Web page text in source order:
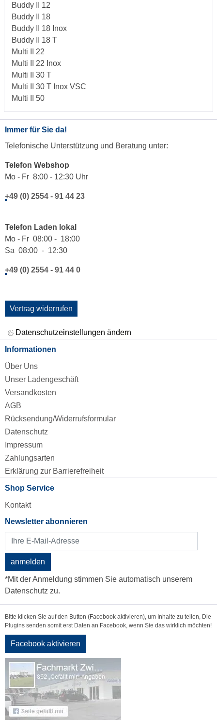
Buddy II 12
Buddy II 18
Buddy II 18 Inox
Buddy II 18 T
Multi II 22
Multi II 22 Inox
Multi II 30 T
Multi II 30 T Inox VSC
Multi II 50
Immer für Sie da!
Telefonische Unterstützung und Beratung unter:
Telefon Webshop
Mo - Fr 8:00 - 12:30 Uhr
+49 (0) 2554 - 91 44 23
Telefon Laden lokal
Mo - Fr 08:00 - 18:00
Sa 08:00 - 12:30
+49 (0) 2554 - 91 44 0
Vertrag widerrufen
Datenschutzeinstellungen ändern
Informationen
Über Uns
Unser Ladengeschäft
Versandkosten
AGB
Rücksendung/Widerrufsformular
Datenschutz
Impressum
Zahlungsarten
Erklärung zur Barrierefreiheit
Shop Service
Kontakt
Newsletter abonnieren
anmelden
*Mit der Anmeldung stimmen Sie automatisch unserem
Datenschutz zu.
Bitte klicken Sie auf den Button (Facebook aktivieren), um Inhalte zu teilen, Die
Plugins senden somit erst Daten an Facebook, wenn Sie das wirklich möchten!
Facebook aktivieren